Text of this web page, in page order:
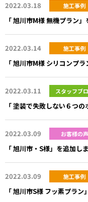
2022.03.18 施工事例
「 旭川市M様 無機プラン」
2022.03.14 施工事例
「 旭川市M様 シリコンプラ
2022.03.11 スタッフブ
「 塗装で失敗しない６つ
2022.03.09 お客様の声
「 旭川市・S様」を追加し
2022.03.09 施工事例
「 旭川市S様 フッ素プラン